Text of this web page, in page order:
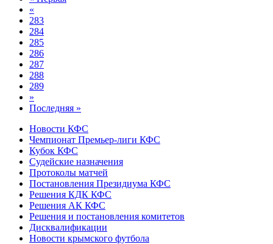
«
283
284
285
286
287
288
289
»
Последняя »
Новости КФС
Чемпионат Премьер-лиги КФС
Кубок КФС
Судейские назначения
Протоколы матчей
Постановления Президиума КФС
Решения КДК КФС
Решения АК КФС
Решения и постановления комитетов
Дисквалификации
Новости крымского футбола